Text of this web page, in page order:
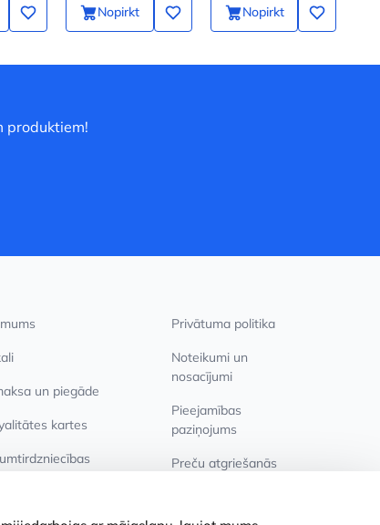
Nopirkt Nopirkt
produktiem!
un piegāde
kartes
Privātuma politika
Noteikumi un
nosacījumi
Pieejamības
paziņojums
Preču atgriešanās